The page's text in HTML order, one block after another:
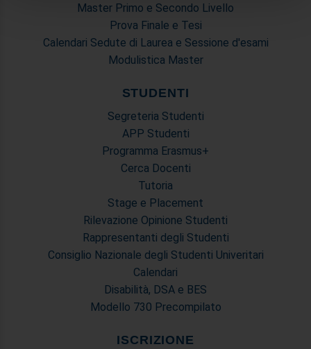
analizzare il nostro traffico. Condividiamo inoltre
informazioni sul modo in cui utilizza il nostro sito con i
nostri partner che si occupano di analisi dei dati web,
pubblicità e social media, i quali potrebbero combinarle
raccolto dal suo utilizzo dei loro servizi.
Master Primo e Secondo Livello
Prova Finale e Tesi
Calendari Sedute di Laurea e Sessione d'esami
Modulistica Master
STUDENTI
Segreteria Studenti
APP Studenti
Programma Erasmus+
Cerca Docenti
Tutoria
Stage e Placement
Rilevazione Opinione Studenti
Rappresentanti degli Studenti
Consiglio Nazionale degli Studenti Univeritari
Calendari
Disabilità, DSA e BES
Modello 730 Precompilato
ISCRIZIONE